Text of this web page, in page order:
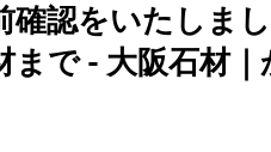
確認をいたしま
まで - 大阪石材